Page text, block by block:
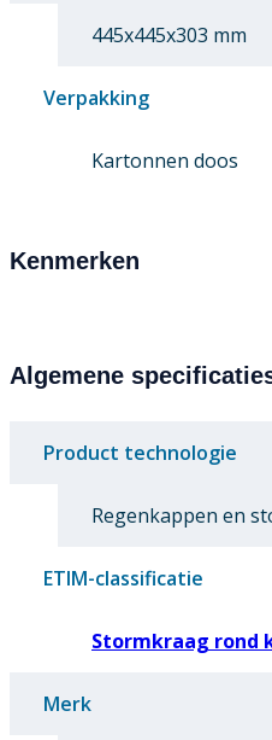
445x445x303 mm
Verpakking
Kartonnen doos
Kenmerken
Algemene
Product technologie
Regenkappen en
ETIM-classificatie
Stormkraag rond
Merk